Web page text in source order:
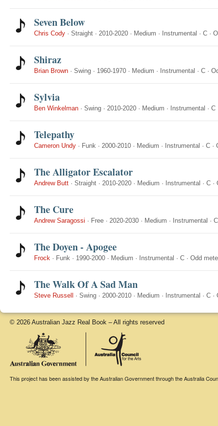
Seven Below
Chris Cody · Straight · 2010-2020 · Medium · Instrumental · C ·
Shiraz
Brian Brown · Swing · 1960-1970 · Medium · Instrumental · C ·
Sylvia
Ben Winkelman · Swing · 2010-2020 · Medium · Instrumental · C
Telepathy
Cameron Undy · Funk · 2000-2010 · Medium · Instrumental · C ·
The Alligator Escalator
Andrew Butt · Straight · 2010-2020 · Medium · Instrumental · C ·
The Cure
Andrew Saragossi · Free · 2020-2030 · Medium · Instrumental · C
The Doyen - Apogee
Frock · Funk · 1990-2000 · Medium · Instrumental · C · Odd
The Walk Of A Sad Man
Steve Russell · Swing · 2000-2010 · Medium · Instrumental · C ·
© 2026 Australian Jazz Real Book – All rights reserved
This project has been assisted by the Australian Government through the Australia